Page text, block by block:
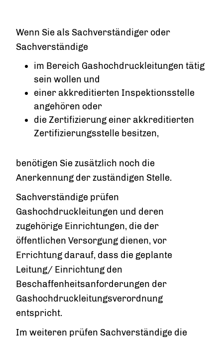
Wenn Sie als Sachverständiger oder
Sachverständige
im Bereich Gashochdruckleitungen tätig
sein wollen und
einer akkreditierten Inspektionsstelle
angehören oder
die Zertifizierung einer akkreditierten
Zertifizierungsstelle besitzen,
benötigen Sie zusätzlich noch die
Anerkennung der zuständigen Stelle.
Sachverständige prüfen
Gashochdruckleitungen und deren
zugehörige Einrichtungen, die der
öffentlichen Versorgung dienen, vor
Errichtung darauf, dass die geplante
Leitung/ Einrichtung den
Beschaffenheitsanforderungen der
Gashochdruckleitungsverordnung
entspricht.
Im weiteren prüfen Sachverständige die